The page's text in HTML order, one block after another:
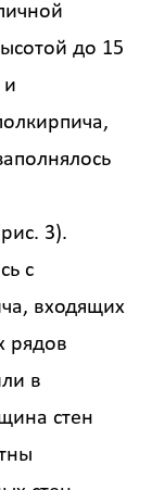
до 15
и
3).
с
входящих
рядов
в
стен